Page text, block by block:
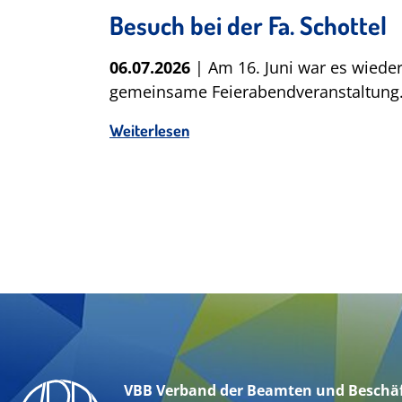
Besuch bei der Fa. Schottel
06.07.2026 | Am 16. Juni war es
gemeinsame Feierabendveranstaltung.
Weiterlesen
VBB Verband der Beamten und